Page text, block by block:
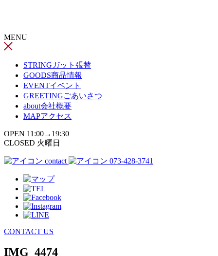
ン
ツ
MENU
STRINGガット張替
GOODS商品情報
EVENTイベント
GREETINGごあいさつ
about会社概要
MAPアクセス
OPEN 11:00→19:30
CLOSED 火曜日
contact 073-428-3741
CONTACT US
IMG_4474